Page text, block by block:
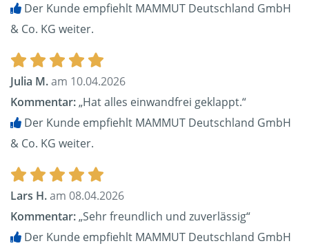
Der Kunde empfiehlt MAMMUT Deutschland GmbH
& Co. KG weiter.
Julia M.am 10.04.2026
Kommentar:„Hat alles einwandfrei geklappt.“
Der Kunde empfiehlt MAMMUT Deutschland GmbH
& Co. KG weiter.
Lars H.am 08.04.2026
Kommentar:„Sehr freundlich und zuverlässig“
Der Kunde empfiehlt MAMMUT Deutschland GmbH